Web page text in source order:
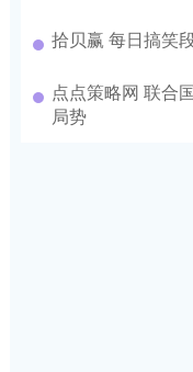
拾贝赢 每日搞笑
点点策略网 联合
局势